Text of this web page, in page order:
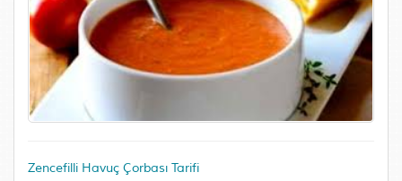
Zencefilli Havuç Çorbası Tarifi